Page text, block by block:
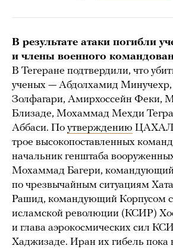
В результате атаки погибли
и члены военного
В Тегеране подтвердили, что
ученых — Абдолхамид
Золфагари, Амирхоссейн Феки,
Близаде, Мохаммад Мехди
Аббаси. По утверждению ЦАХАЛ,
трое высокопоставленных
начальник генштаба
Мохаммад Багери,
по чрезвычайным ситуациям
Рашид, командующий Корпусом
исламской революции (КСИР)
и глава аэрокосмических сил
Хаджизаде. Иран их гибель пока